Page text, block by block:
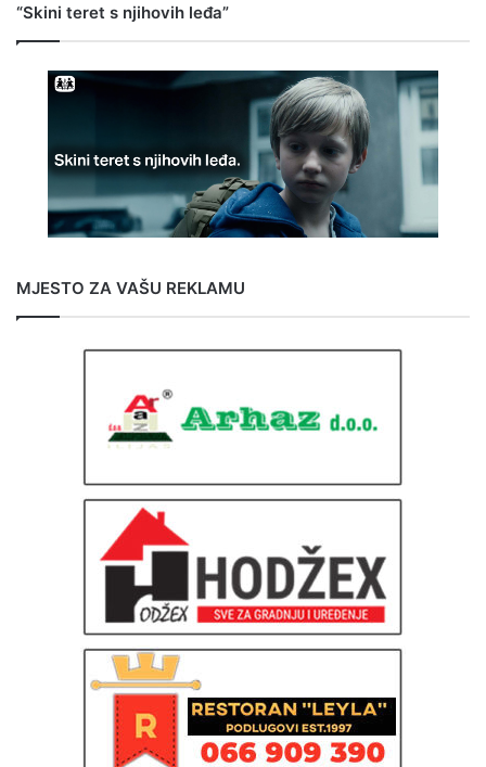
“Skini teret s njihovih leđa”
MJESTO ZA VAŠU REKLAMU